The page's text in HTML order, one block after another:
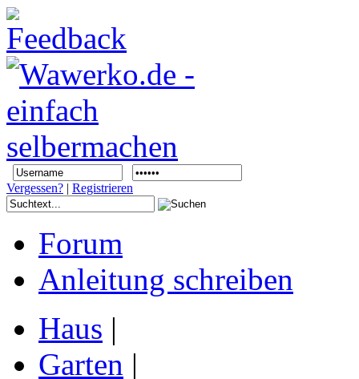
Vergessen? | Registrieren
Forum
Anleitung schreiben
Haus |
Garten |